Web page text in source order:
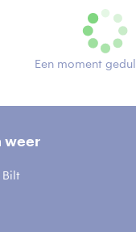
Een moment
weer
Bilt